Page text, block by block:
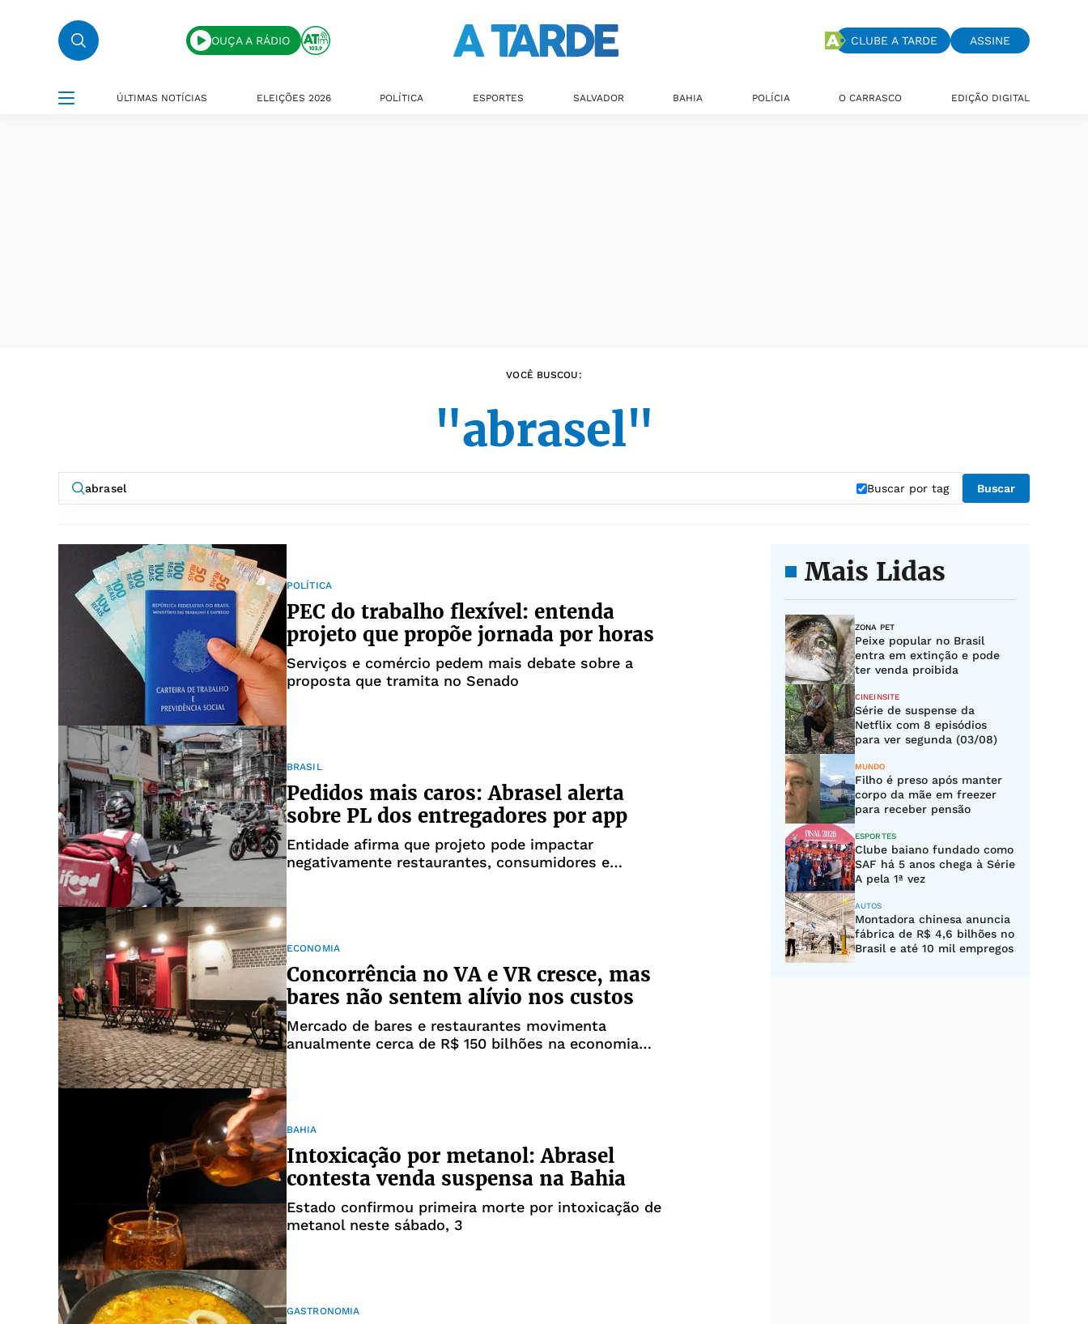
OUÇA A RÁDIO CLUBE A TARDE ASSINE
ÚLTIMAS NOTÍCIAS ELEIÇÕES 2026 POLÍTICA ESPORTES SALVADOR BAHIA POLÍCIA O CARRASCO EDIÇÃO DIGITAL
VOCÊ BUSCOU:
"abrasel"
Buscar por tag Buscar
POLÍTICA
PEC do trabalho flexível: entenda
projeto que propõe jornada por horas
Serviços e comércio pedem mais debate sobre a
proposta que tramita no Senado
BRASIL
Pedidos mais caros: Abrasel alerta
sobre PL dos entregadores por app
Entidade afirma que projeto pode impactar
negativamente restaurantes, consumidores e
ECONOMIA
Concorrência no VA e VR cresce, mas
bares não sentem alívio nos custos
Mercado de bares e restaurantes movimenta
anualmente cerca de R$ 150 bilhões na economia
BAHIA
Intoxicação por metanol: Abrasel
contesta venda suspensa na Bahia
Estado confirmou primeira morte por intoxicação de
metanol neste sábado, 3
GASTRONOMIA
Mais Lidas
ZONA PET
Peixe popular no Brasil
entra em extinção e pode
ter venda proibida
CINEINSITE
Série de suspense da
Netflix com 8 episódios
para ver segunda (03/08)
MUNDO
Filho é preso após manter
corpo da mãe em freezer
para receber pensão
ESPORTES
Clube baiano fundado como
SAF há 5 anos chega à Série
A pela 1ª vez
AUTOS
Montadora chinesa anuncia
fábrica de R$ 4,6 bilhões no
Brasil e até 10 mil empregos